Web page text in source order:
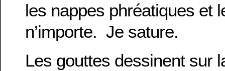
les nappes phréatiques et
n’importe. Je sature.
Les gouttes dessinent sur